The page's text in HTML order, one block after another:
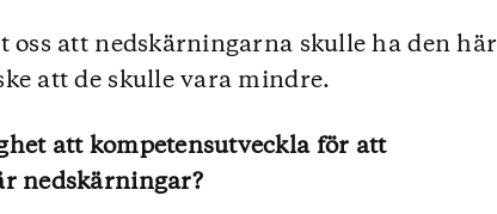
oss att nedskärningarna skulle ha den här
att de skulle vara mindre.
att kompetensutveckla för att
nedskärningar?